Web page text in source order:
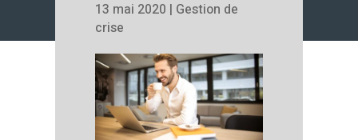
13 mai 2020 | Gestion de
crise